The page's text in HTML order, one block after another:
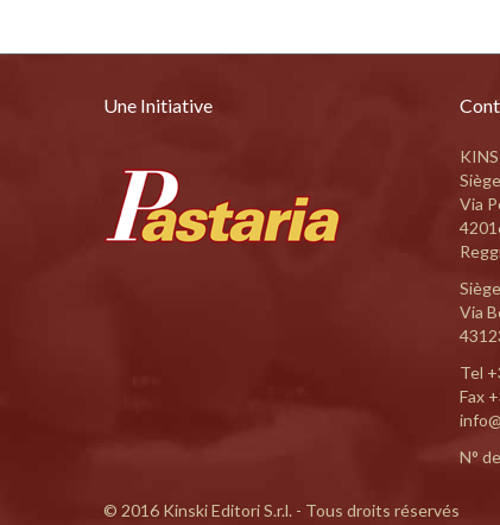
Une Initiative
Via
Via
Tel
Fax
N°
© 2016 Kinski Editori S.r.l. - Tous droits réservés